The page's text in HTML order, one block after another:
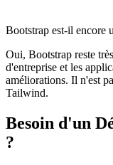
Bootstrap est-il encore
Oui, Bootstrap reste
d'entreprise et les
améliorations. Il n'est
Tailwind.
Besoin d'un
?